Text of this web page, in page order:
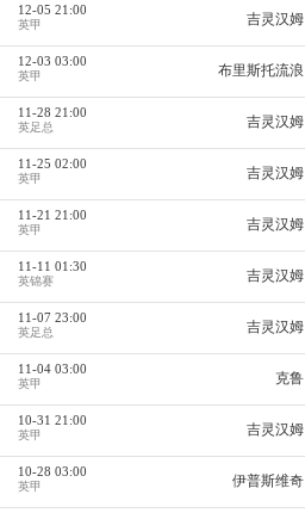
12-05 21:00
英甲 吉灵汉姆
12-03 03:00
英甲 布里斯托流浪
11-28 21:00
英足总 吉灵汉姆
11-25 02:00
英甲 吉灵汉姆
11-21 21:00
英甲 吉灵汉姆
11-11 01:30
英锦赛 吉灵汉姆
11-07 23:00
英足总 吉灵汉姆
11-04 03:00
英甲 克鲁
10-31 21:00
英甲 吉灵汉姆
10-28 03:00
英甲 伊普斯维奇